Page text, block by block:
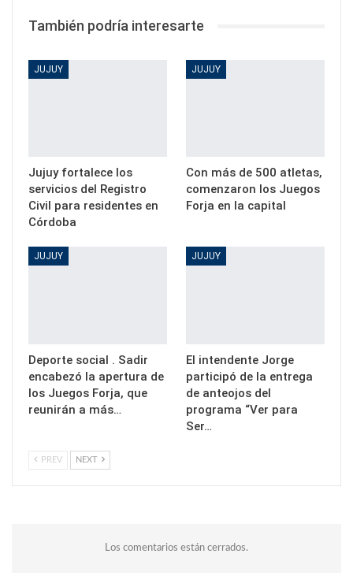
También podría interesarte
JUJUY
Jujuy fortalece los
servicios del Registro
Civil para residentes en
Córdoba
JUJUY
Con más de 500 atletas,
comenzaron los Juegos
Forja en la capital
JUJUY
Deporte social . Sadir
encabezó la apertura de
los Juegos Forja, que
reunirán a más…
JUJUY
El intendente Jorge
participó de la entrega
de anteojos del
programa “Ver para
Ser…
PREV NEXT
Los comentarios están cerrados.